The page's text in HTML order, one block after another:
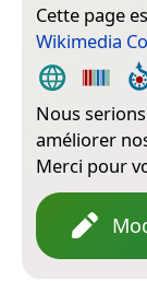
Cette page
Wikimedia
Nous
améliorer
Merci pour